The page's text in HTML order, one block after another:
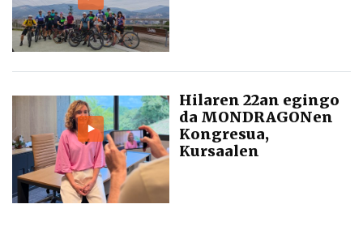
Hilaren 22an egingo
da MONDRAGONen
Kongresua,
Kursaalen